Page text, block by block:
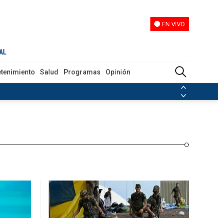
EN VIVO
Salud Programas Opinión
Venezuela Nicolás Maduro
de las FARC